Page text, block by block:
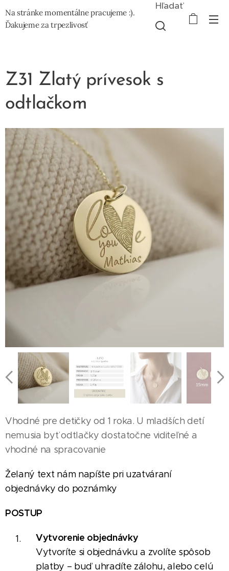
Na stránke momentálne pracujeme :).
Ďakujeme za trpezlivosť
Hľadať
Z31 Zlatý prívesok s
odtlačkom
Vhodné pre detičky od 1 roka. U mladších detí
nemusia byť odtlačky dostatočne viditeľné a
vhodné na spracovanie
Želaný text nám napíšte pri uzatváraní
objednávky do poznámky
POSTUP
Vytvorenie objednávky
Vytvoríte si objednávku a zvolíte spôsob
platby – buď uhradíte zálohu, alebo celú